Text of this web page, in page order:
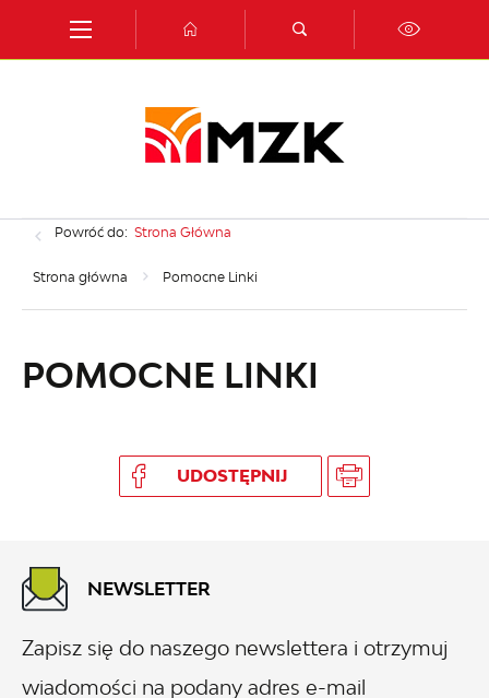
Przejdź do wyszukiwarki.
Przejdź do ustawień wielkości czcionki.
Włącz wersję kontrastową strony.
Powróć do: Strona Główna
Strona główna Pomocne Linki
POMOCNE LINKI
UDOSTĘPNIJ
NEWSLETTER
Zapisz się do naszego newslettera i otrzymuj
wiadomości na podany adres e-mail